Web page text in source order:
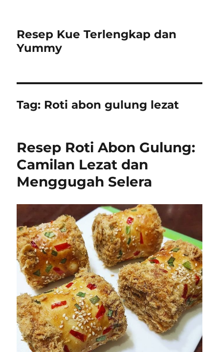
Resep Kue Terlengkap dan
Yummy
Tag: Roti abon gulung lezat
Resep Roti Abon Gulung:
Camilan Lezat dan
Menggugah Selera